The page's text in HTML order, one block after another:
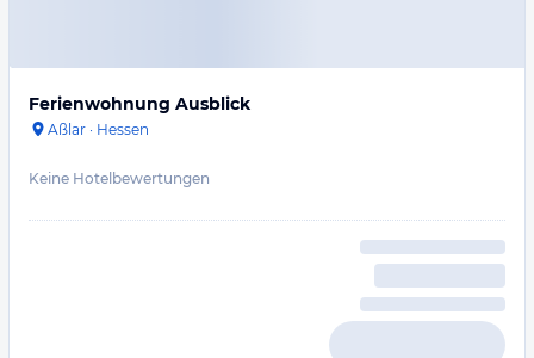
Ferienwohnung Ausblick
Aßlar · Hessen
Keine Hotelbewertungen